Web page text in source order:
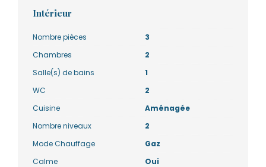
Intérieur
Nombre pièces
3
Chambres
2
Salle(s) de bains
1
WC
2
Cuisine
Aménagée
Nombre niveaux
2
Mode Chauffage
Gaz
Calme
Oui